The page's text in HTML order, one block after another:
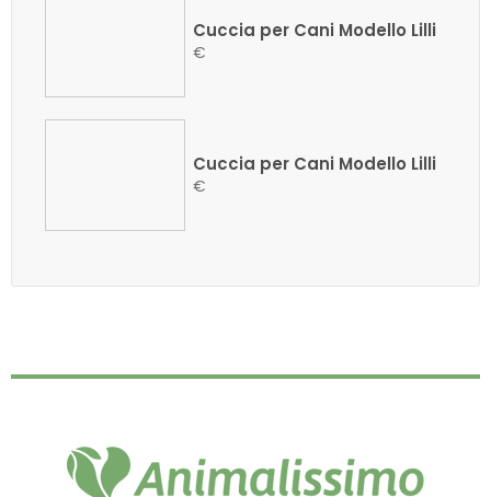
Cuccia per Cani Modello Lilli
€
Cuccia per Cani Modello Lilli
€